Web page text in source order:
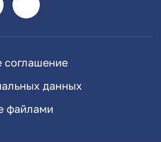
соглашение
данных
файлами